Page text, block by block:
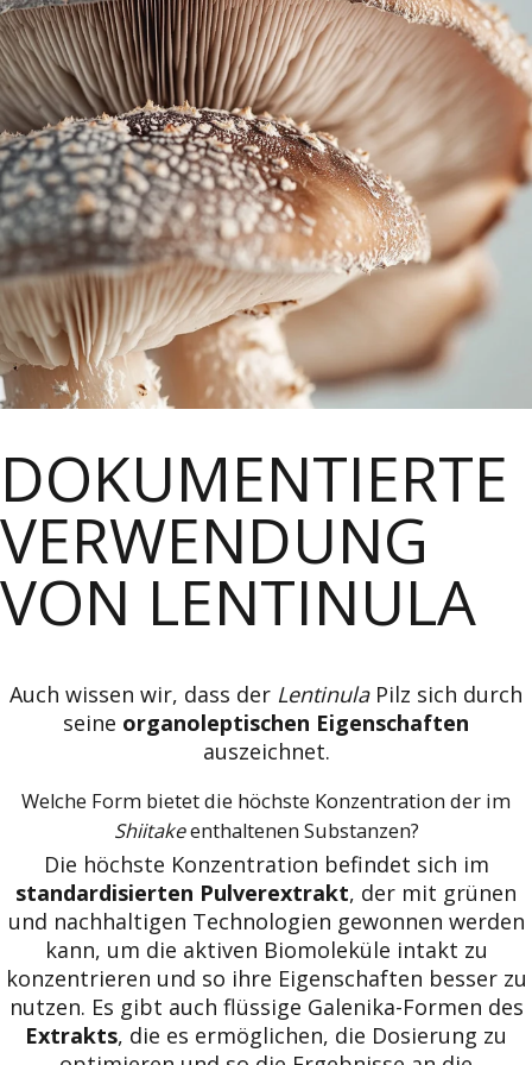
DOKUMENTIERTE
VERWENDUNG
VON LENTINULA
Auch wissen wir, dass der LentinulaPilz sich durch
seine organoleptischen Eigenschaften
auszeichnet.
Welche Form bietet die höchste Konzentration der im
Shiitakeenthaltenen Substanzen?
Die höchste Konzentration befindet sich im
standardisierten Pulverextrakt, der mit grünen
und nachhaltigen Technologien gewonnen werden
kann, um die aktiven Biomoleküle intakt zu
konzentrieren und so ihre Eigenschaften besser zu
nutzen. Es gibt auch flüssige Galenika-Formen des
Extrakts, die es ermöglichen, die Dosierung zu